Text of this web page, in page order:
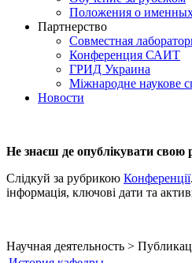
Положения о
Партнерство
Совместная
Конференция САИТ
ГРИД Украина
Міжнародне наукове
Новости
Не знаєш де опублікувати свою
Слідкуй за рубрикою Конференції
інформація, ключові дати та
Научная деятельность >